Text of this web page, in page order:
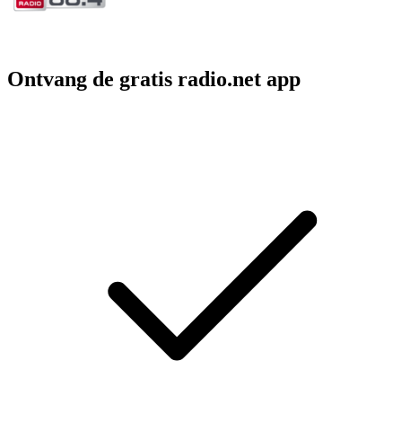
Ontvang de gratis radio.net app